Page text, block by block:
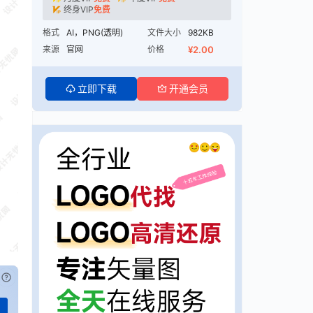
登录 或刷新
终身VIP免费
格式 AI，PNG(透明) 文件大小
982KB
来源
官网 价格 ¥2.00
立即下载 开通会员